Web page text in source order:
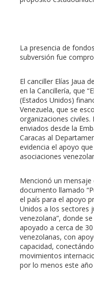
La presencia de
subversión fue
El canciller Elías Jaua
en la Cancillería, que
(Estados Unidos)
Venezuela, que se
organizaciones
enviados desde la
Caracas al
evidencia el apoyo
asociaciones
Mencionó un mensaje
documento llamado
el país para el apoyo
Unidos a los sectores
venezolana”, donde
apoyado a cerca de
venezolanas, con
capacidad,
movimientos
por lo menos este